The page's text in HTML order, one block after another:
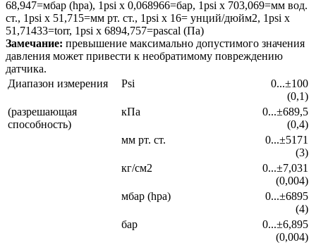
68,947=мбар (hpa), 1psi x 0,068966=бар, 1psi x 703,069=мм вод.
ст., 1psi x 51,715=мм рт. ст., 1psi x 16= унций/дюйм2, 1psi x
51,71433=torr, 1psi x 6894,757=pascal (Па)
Замечание: превышение максимально допустимого значения
давления может привести к необратимому повреждению
датчика.
Диапазон измерения
Рsi
0...±100
(0,1)
(разрешающая
способность)
кПа
0...±689,5
(0,4)
мм рт. ст.
0...±5171
(3)
кг/см2
0...±7,031
(0,004)
мбар (hpa)
0...±6895
(4)
бар
0...±6,895
(0,004)